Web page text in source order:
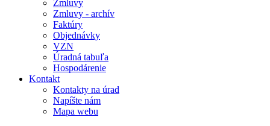
Zmluvy
Zmluvy - archív
Faktúry
Objednávky
VZN
Úradná tabuľa
Hospodárenie
Kontakt
Kontakty na úrad
Napíšte nám
Mapa webu